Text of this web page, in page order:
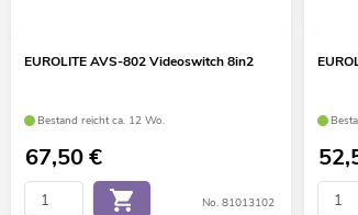
EUROLITE AVS-802 Videoswitch 8in2
Bestand reicht ca. 12 Wo.
67,50€
No. 81013102